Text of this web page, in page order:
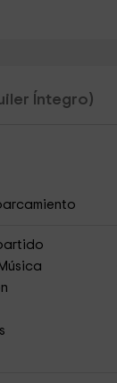
Íntegro)